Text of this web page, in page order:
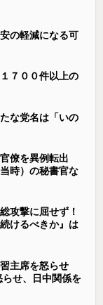
の軽減になる可
７００件以上の
な党名は「いの
官僚を異例転出
時）の秘書官な
攻撃に屈せず！
けるべきか』は
主席を怒らせ
せ、日中関係を